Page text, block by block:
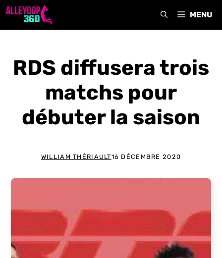
Aller
MENU
RDS diffusera trois
matchs pour
débuter la saison
WILLIAM THÉRIAULT16 DÉCEMBRE 2020